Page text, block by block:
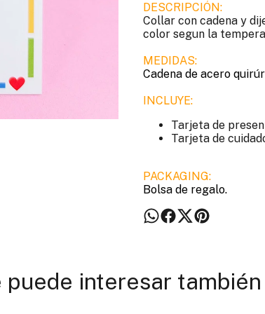
DESCRIPCIÓN:
Collar con cadena y
color segun la
MEDIDAS:
Cadena de acero
INCLUYE:
Tarjeta de
Tarjeta de
PACKAGING:
Bolsa de regalo.
puede interesar también